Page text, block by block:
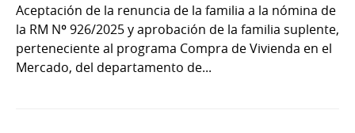
Aceptación de la renuncia de la familia a la nómina de
la RM Nº 926/2025 y aprobación de la familia suplente,
perteneciente al programa Compra de Vivienda en el
Mercado, del departamento de...